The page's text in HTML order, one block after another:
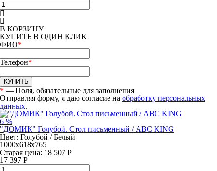
В КОРЗИНУ
КУПИТЬ В ОДИН КЛИК
ФИО*
Телефон*
КУПИТЬ
* — Поля, обязательные для заполнения
Отправляя форму, я даю согласие на обработку персональных
данных.
6 %
"ДОМИК" Голубой. Стол письменный / ABC KING
Цвет: Голубой / Белый
1000х618х765
Старая цена: 18 507 Р
17 397 Р